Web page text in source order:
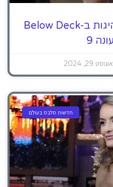
קפטן סנדי הראה מנהיגות ב-Below Deck
אוגוסט 29, 2024
חדשות סלבס בעולם